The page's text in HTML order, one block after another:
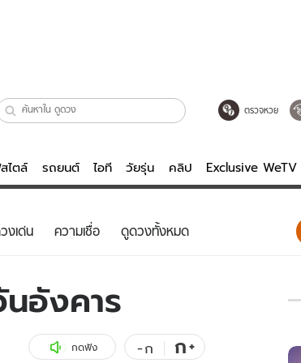
ตรวจหวย
ไตล์ รถยนต์ ไอที วัยรุ่น คลิป Exclusive WeTV
ไลฟ์สไตล์
วัยรุ่น
คลิป
งเด่น ความเชื่อ ดูดวงทั้งหมด
อังคาร
กดฟัง -ก ก+
ใน
รอบ